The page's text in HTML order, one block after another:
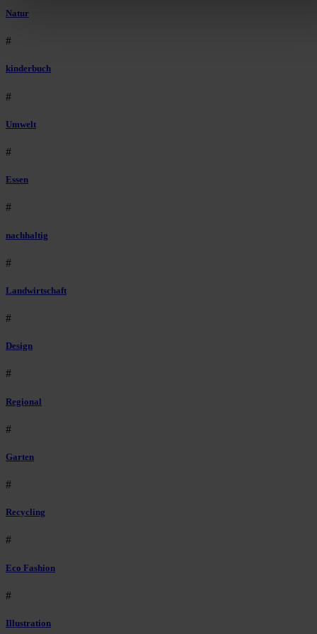
Natur
#
kinderbuch
#
Umwelt
#
Essen
#
nachhaltig
#
Landwirtschaft
#
Design
#
Regional
#
Garten
#
Recycling
#
Eco Fashion
#
Illustration